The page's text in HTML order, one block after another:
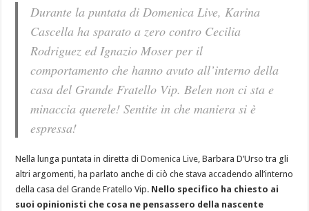
Durante la puntata di Domenica Live, Karina
Cascella ha sparato a zero contro Cecilia
Rodriguez ed Ignazio Moser per il
comportamento che hanno avuto all’interno della
casa del Grande Fratello Vip. Belen non ci sta e
minaccia querele! Sentite in che maniera si è
espressa!
Nella lunga puntata in diretta diDomenica Live, Barbara D’Urso tra gli
altri argomenti, ha parlato anche di ciò che stava accadendo all’interno
della casa del Grande Fratello Vip. Nello specifico ha chiesto ai
suoi opinionisti che cosa ne pensassero della nascente